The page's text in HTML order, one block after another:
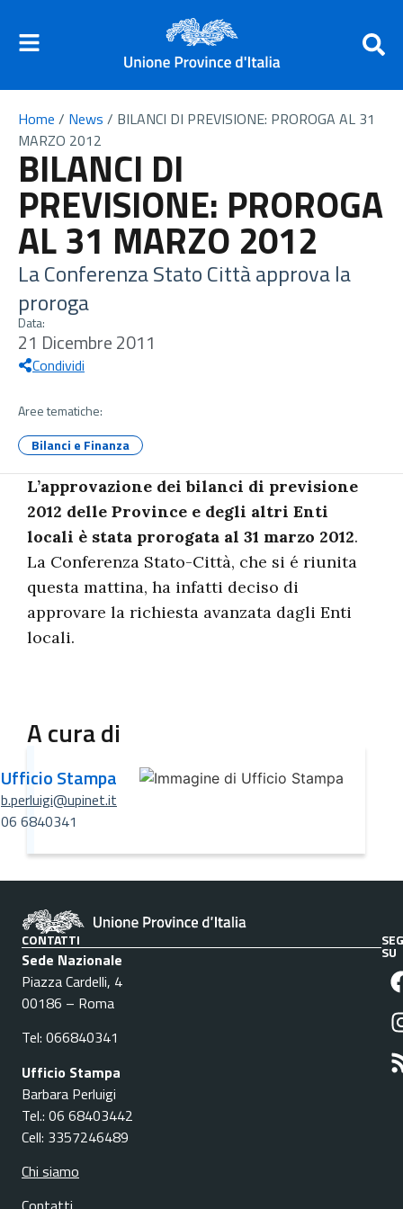
Home / News / BILANCI DI PREVISIONE: PROROGA AL 31
MARZO 2012
BILANCI DI
PREVISIONE: PROROGA
AL 31 MARZO 2012
La Conferenza Stato Città approva la
proroga
Data:
21 Dicembre 2011
Condividi
Aree tematiche:
Bilanci e Finanza
L’approvazione dei bilanci di previsione
2012 delle Province e degli altri Enti
locali è stata prorogata al 31 marzo 2012.
La Conferenza Stato-Città, che si é riunita
questa mattina, ha infatti deciso di
approvare la richiesta avanzata dagli Enti
locali.
A cura di
Ufficio Stampa
b.perluigi@upinet.it
06 6840341
CONTATTI
Sede Nazionale
Piazza Cardelli, 4
00186 – Roma
Tel: 066840341
Ufficio Stampa
Barbara Perluigi
Tel.: 06 68403442
Cell: 3357246489
Chi siamo
SU